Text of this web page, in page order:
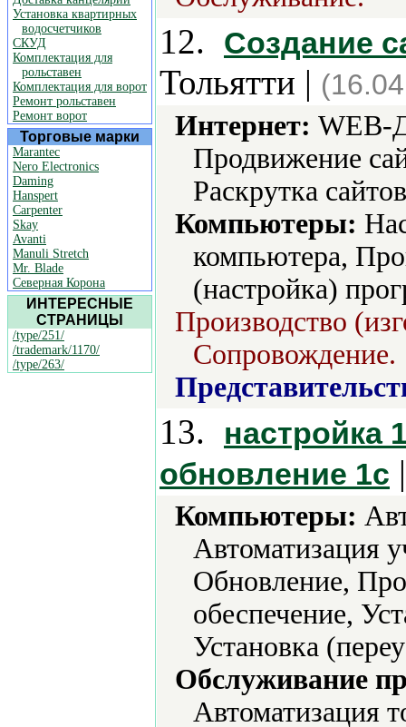
Установка квартирных
водосчетчиков
СКУД
Комплектация для
рольставен
Комплектация для ворот
Ремонт рольставен
Ремонт ворот
Торговые марки
Marantec
Nero Electronics
Daming
Hanspert
Carpenter
Skay
Avanti
Manuli Stretch
Mr. Blade
Северная Корона
ИНТЕРЕСНЫЕ
СТРАНИЦЫ
/type/251/
/trademark/1170/
/type/263/
12. Создание
Тольятти |
Интернет: WEB-
Продвижение
Раскрутка
Компьютеры:
компьютера,
(настройка)
Производство
Сопровождение.
13.
настройка
обновление 1с
Компьютеры:
Автоматизация
Обновление,
обеспечение,
Установка
Обслуживание
Автоматизация